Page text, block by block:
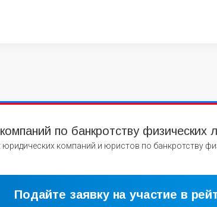
по банкротству физических
компаний и юристов по банкротству
Подайте заявку на участие в